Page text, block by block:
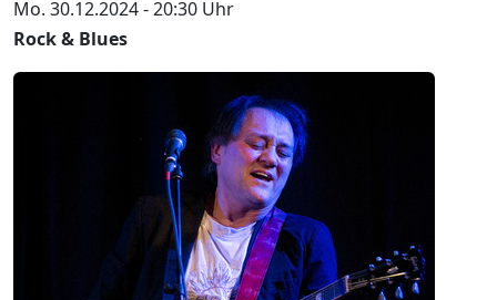
Mo. 30.12.2024 - 20:30 Uhr
Rock & Blues